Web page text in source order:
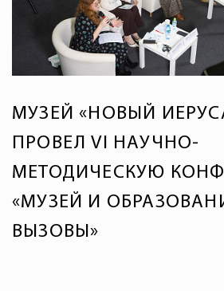
МУЗЕЙ «НОВЫЙ
ПРОВЕЛ VI НАУЧНО-
МЕТОДИЧЕСКУЮ
«МУЗЕЙ И
ВЫЗОВЫ»